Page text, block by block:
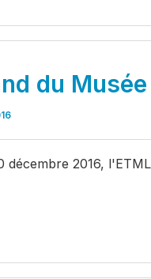
du
décembre 2016,